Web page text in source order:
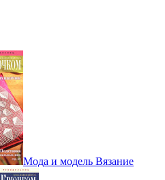
Мода и модель Вязание